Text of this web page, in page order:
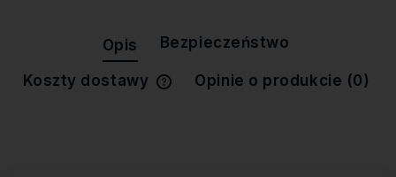
Opis Bezpieczeństwo
Koszty dostawy
Cena nie zawiera ewentualnych
Opinie o produkcie (0)